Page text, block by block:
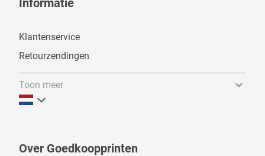
Informatie
Klantenservice
Retourzendingen
Toon meer
Over Goedkoopprinten